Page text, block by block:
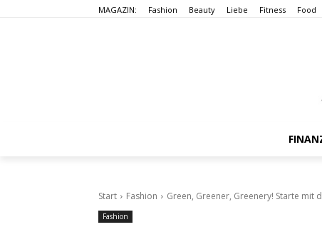
MAGAZIN: Fashion Beauty Liebe Fitness Food
Start Fashion Green, Greener, Greenery! Starte mit
Fashion